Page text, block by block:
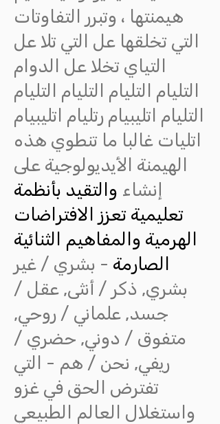
هيمنتها ، وتبرر التفاوتات
التي تخلقها عل التي تلا عل
التياي تخلا عل الدوام
التليام التليام التليام التليام
التليام اتليبيام رتليام اتليبيام
اتليات غالبا ما تنطوي هذه
الهيمنة الأيديولوجية على
إنشاء والتقيد بأنظمة
تعليمية تعزز الافتراضات
الهرمية والمفاهيم الثنائية
الصارمة - بشري / غير
بشري, ذكر / أنثى, عقل /
جسد, علماني / روحي,
متفوق / دوني, حضري /
ريفي, نحن / هم - التي
تفترض الحق في غزو
واستغلال العالم الطبيعي